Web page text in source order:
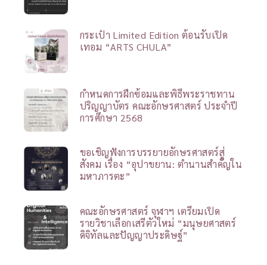
กระเป๋า Limited Edition ต้อนรับเปิด
เทอม “ARTS CHULA”
กำหนดการฝึกซ้อมและพิธีพระราชทาน
ปริญญาบัตร คณะอักษรศาสตร์ ประจำปี
การศึกษา 2568
ขอเชิญฟังการบรรยายอักษรศาสตร์สู่
สังคม เรื่อง “อุปาขยาน: ตำนานสำคัญใน
มหาภารตะ”
คณะอักษรศาสตร์ จุฬาฯ เตรียมเปิด
รายวิชาเลือกเสรีตัวใหม่ “มนุษยศาสตร์
ดิจิทัลและปัญญาประดิษฐ์”